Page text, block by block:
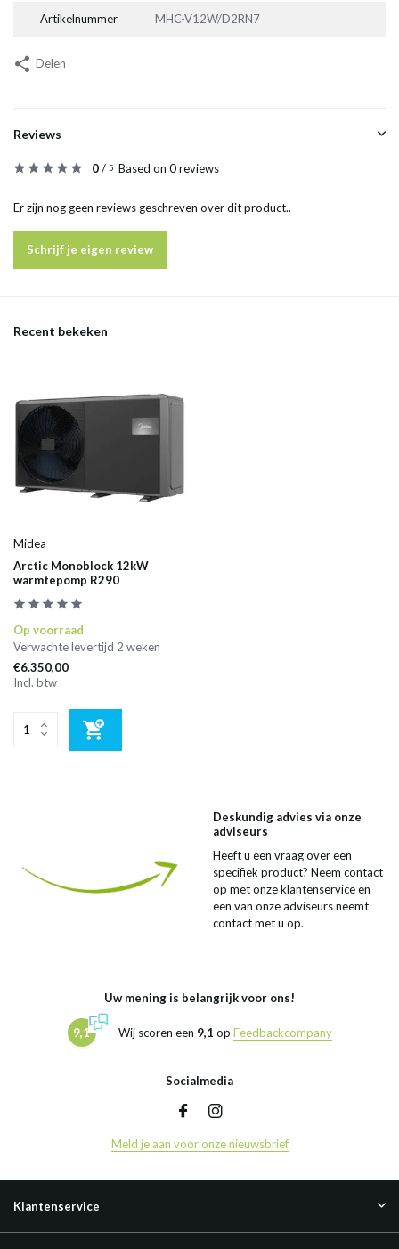
Artikelnummer MHC-V12W/D2RN7
Delen
Reviews
0/ 5 Based on 0 reviews
Er zijn nog geen reviews geschreven over dit product..
Schrijf je eigen review
Recent bekeken
Midea
Arctic Monoblock 12kW
warmtepomp R290
Op voorraad
Verwachte levertijd 2 weken
€6.350,00
Incl. btw
Deskundig advies via onze
adviseurs
Heeft u een vraag over een
specifiek product? Neem contact
op met onze klantenservice en
een van onze adviseurs neemt
contact met u op.
Uw mening is belangrijk voor ons!
9,1 Wij scoren een 9,1 op Feedbackcompany
Socialmedia
Meld je aan voor onze nieuwsbrief
Klantenservice